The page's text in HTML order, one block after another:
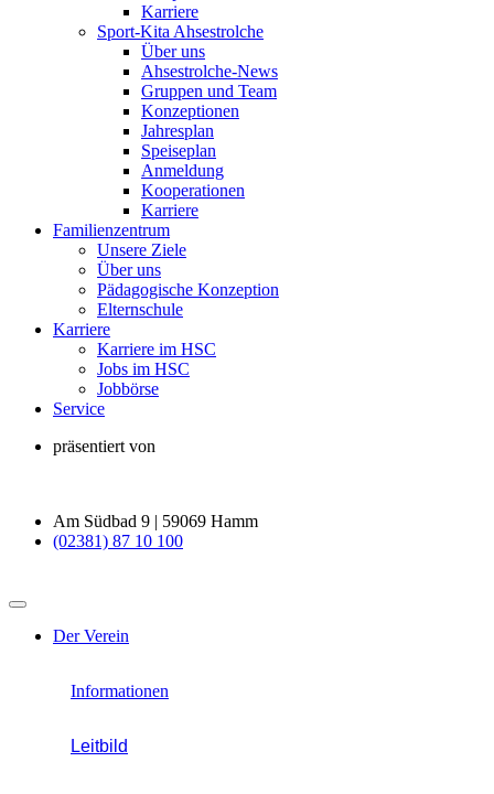
Karriere
Sport-Kita Ahsestrolche
Über uns
Ahsestrolche-News
Gruppen und Team
Konzeptionen
Jahresplan
Speiseplan
Anmeldung
Kooperationen
Karriere
Familienzentrum
Unsere Ziele
Über uns
Pädagogische Konzeption
Elternschule
Karriere
Karriere im HSC
Jobs im HSC
Jobbörse
Service
präsentiert von
Am Südbad 9 | 59069 Hamm
(02381) 87 10 100
Der Verein
Informationen
Leitbild